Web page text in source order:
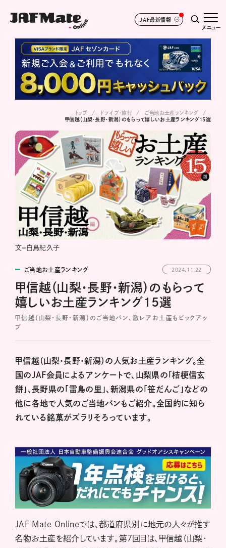
JAF最新情報
メニュー
トップ ドライブ･旅行
ご当地お土産ランキング
甲信越（山梨・長野・新潟）のもらって嬉しいお土産ランキング15選
文＝白鳥紀久子
ご当地お土産ランキング 2024.11.22
甲信越（山梨・長野・新潟）のもらって
嬉しいお土産ランキング15選
甲信越（山梨・長野・新潟）のご当地パン、激レアお土産もピックアッ
プ
甲信越（山梨・長野・新潟）の人気お土産ランキング。全
国のJAF会員によるアンケートで、山梨県の「桔梗信玄
餅」、長野県の「雷鳥の里」、新潟県の「笹だんご」などの
他に各地で人気のご当地パンもご紹介。全国的に知ら
れている銘菓がズラリそろっています。
JAF Mate Onlineでは、都道府県別に地元の人々が推す
名物お土産を紹介しています。第７回目は、甲信越（山梨・